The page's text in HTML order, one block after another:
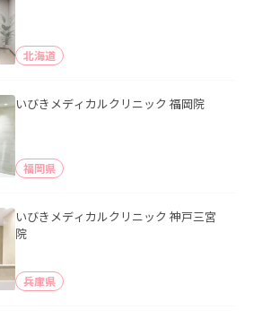
北海道
いびきメディカルクリニック 福岡院
福岡県
いびきメディカルクリニック 神戸三宮
院
兵庫県